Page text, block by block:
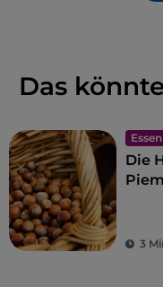
Das
Die
3